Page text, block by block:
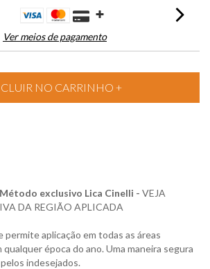
Ver meios de pagamento
exclusivo Lica Cinelli - VEJA
DA REGIÃO APLICADA
aplicação em todas as áreas
época do ano. Uma maneira segura
indesejados.